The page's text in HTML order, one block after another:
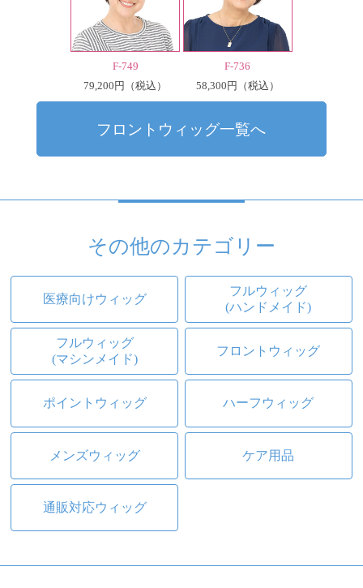
F-749
79,200円 （税込）
F-736
58,300円 （税込）
フロントウィッグ一覧へ
その他のカテゴリー
医療向けウィッグ
フルウィッグ
(ハンドメイド)
フルウィッグ
(マシンメイド)
フロントウィッグ
ポイントウィッグ ハーフウィッグ
メンズウィッグ ケア用品
通販対応ウィッグ